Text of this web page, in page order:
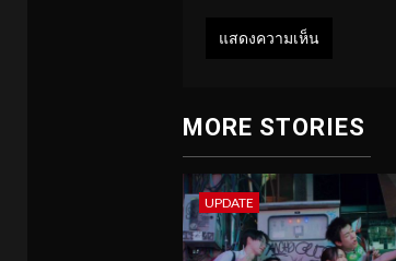
MORE STORIES
UPDATE